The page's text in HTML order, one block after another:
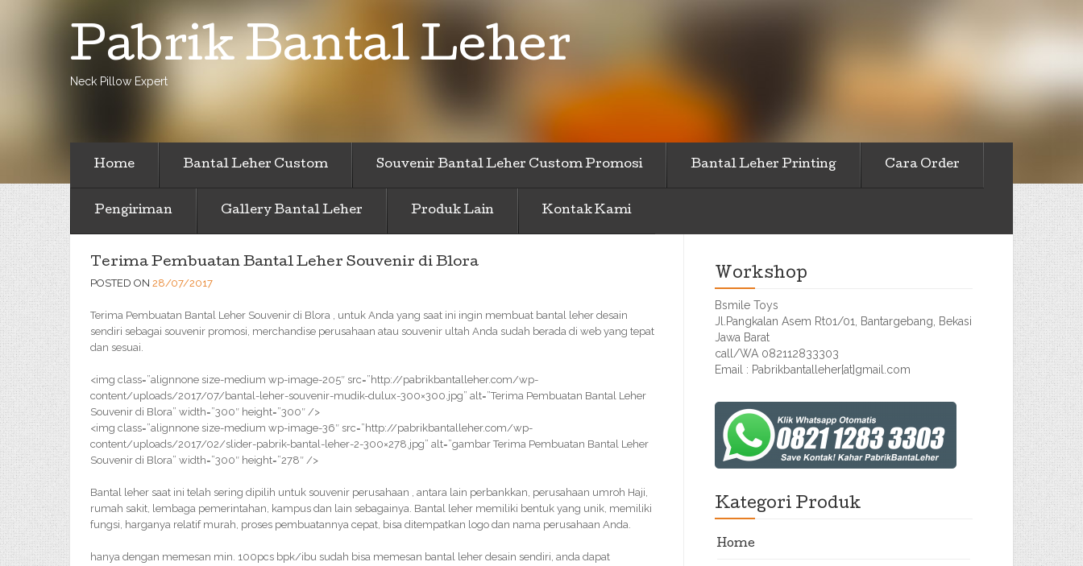
Pabrik Bantal Leher
Neck Pillow Expert
Home Bantal Leher Custom Souvenir Bantal Leher Custom Promosi Bantal Leher Printing Cara Order
Pengiriman Gallery Bantal Leher Produk Lain Kontak Kami
Terima Pembuatan Bantal Leher Souvenir di Blora
POSTED ON 28/07/2017
Terima Pembuatan Bantal Leher Souvenir di Blora , untuk Anda yang saat ini ingin membuat bantal leher desain
sendiri sebagai souvenir promosi, merchandise perusahaan atau souvenir ultah Anda sudah berada di web yang tepat
dan sesuai.
<img class=”alignnone size-medium wp-image-205″ src=”http://pabrikbantalleher.com/wp-
content/uploads/2017/07/bantal-leher-souvenir-mudik-dulux-300×300.jpg” alt=”Terima Pembuatan Bantal Leher
Souvenir di Blora” width=”300″ height=”300″ />
<img class=”alignnone size-medium wp-image-36″ src=”http://pabrikbantalleher.com/wp-
content/uploads/2017/02/slider-pabrik-bantal-leher-2-300×278.jpg” alt=”gambar Terima Pembuatan Bantal Leher
Souvenir di Blora” width=”300″ height=”278″ />
Bantal leher saat ini telah sering dipilih untuk souvenir perusahaan , antara lain perbankkan, perusahaan umroh Haji,
rumah sakit, lembaga pemerintahan, kampus dan lain sebagainya. Bantal leher memiliki bentuk yang unik, memiliki
fungsi, harganya relatif murah, proses pembuatannya cepat, bisa ditempatkan logo dan nama perusahaan Anda.
hanya dengan memesan min. 100pcs bpk/ibu sudah bisa memesan bantal leher desain sendiri, anda dapat
Workshop
Bsmile Toys
Jl.Pangkalan Asem Rt01/01, Bantargebang, Bekasi
Jawa Barat
call/WA 082112833303
Email : Pabrikbantalleher[at]gmail.com
Kategori Produk
Home